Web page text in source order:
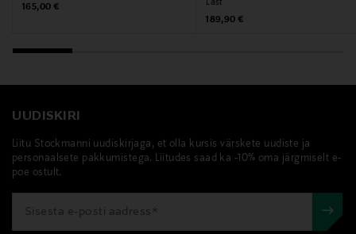
Original Price
165,00 €
Last
Original Price
189,90 €
UUDISKIRI
Liitu Stockmanni uudiskirjaga, et olla kursis värskete uudiste ja
personaalsete pakkumistega. Liitudes saad ka -10% oma järgmiselt e-
poe ostult.